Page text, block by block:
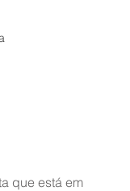
que está em